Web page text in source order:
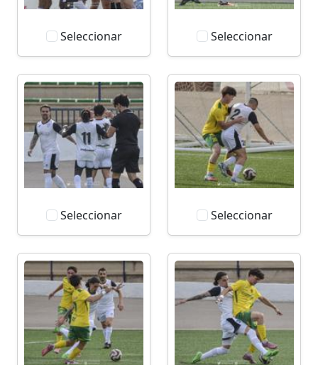
Seleccionar Seleccionar
Seleccionar Seleccionar